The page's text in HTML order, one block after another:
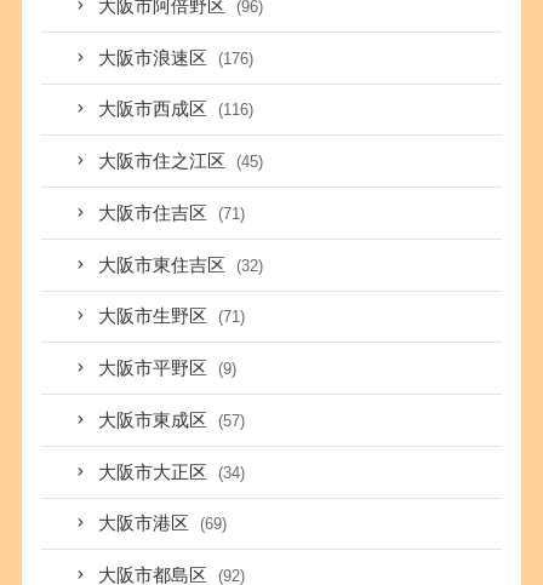
大阪市阿倍野区 (96)
大阪市浪速区 (176)
大阪市西成区 (116)
大阪市住之江区 (45)
大阪市住吉区 (71)
大阪市東住吉区 (32)
大阪市生野区 (71)
大阪市平野区 (9)
大阪市東成区 (57)
大阪市大正区 (34)
大阪市港区 (69)
大阪市都島区 (92)